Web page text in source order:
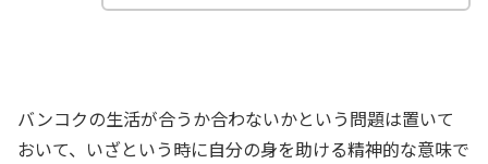
バンコクの生活が合うか合わないかという問題は置いて
おいて、いざという時に自分の身を助ける精神的な意味で